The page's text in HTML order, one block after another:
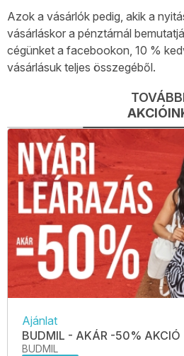
Azok a vásárlók pedig, akik a
vásárláskor a pénztárnál
cégünket a facebookon, 10 %
vásárlásuk teljes összegéből.
Ajánlat
BUDMIL - AKÁR -50% AKCIÓ
BUDMIL